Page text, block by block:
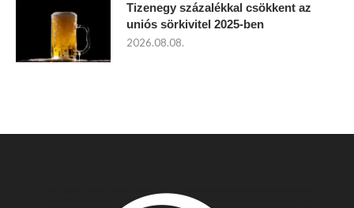
Tizenegy százalékkal csökkent az
uniós sörkivitel 2025-ben
2026.08.08.